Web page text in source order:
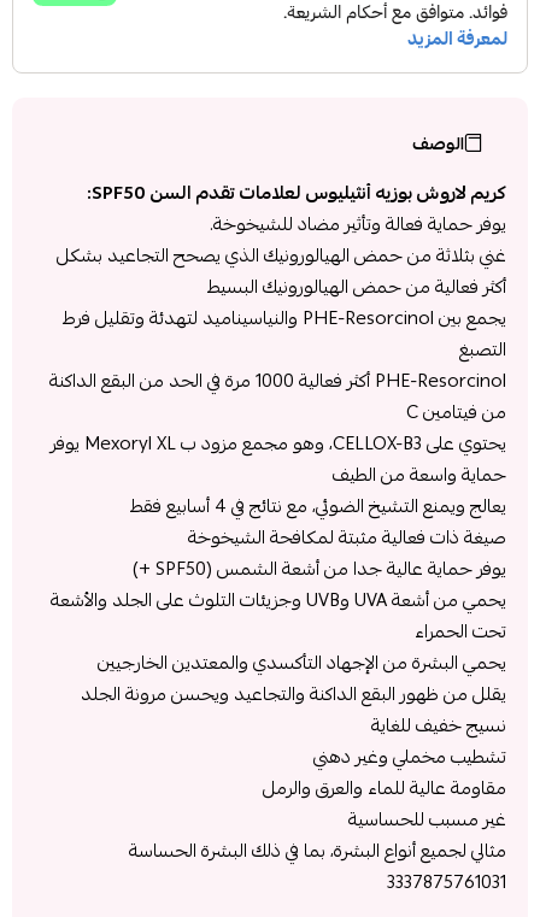
الوصف
كريم لاروش بوزيه أنثيليوس لعلامات تقدم السن SPF50:
يوفر حماية فعالة وتأثير مضاد للشيخوخة.
غني بثلاثة من حمض الهيالورونيك الذي يصحح التجاعيد بشكل
أكثر فعالية من حمض الهيالورونيك البسيط
يجمع بين PHE-Resorcinol والنياسيناميد لتهدئة وتقليل فرط
التصبغ
PHE-Resorcinol أكثر فعالية 1000 مرة في الحد من البقع الداكنة
من فيتامين C
يحتوي على CELLOX-B3، وهو مجمع مزود ب Mexoryl XL يوفر
حماية واسعة من الطيف
يعالج ويمنع التشيخ الضوئي، مع نتائج في 4 أسابيع فقط
صيغة ذات فعالية مثبتة لمكافحة الشيخوخة
يوفر حماية عالية جدا من أشعة الشمس (SPF50 +)
يحمي من أشعة UVA وUVB وجزيئات التلوث على الجلد والأشعة
تحت الحمراء
يحمي البشرة من الإجهاد التأكسدي والمعتدين الخارجيين
يقلل من ظهور البقع الداكنة والتجاعيد ويحسن مرونة الجلد
نسيج خفيف للغاية
تشطيب مخملي وغير دهني
مقاومة عالية للماء والعرق والرمل
غير مسبب للحساسية
مثالي لجميع أنواع البشرة، بما في ذلك البشرة الحساسة
3337875761031